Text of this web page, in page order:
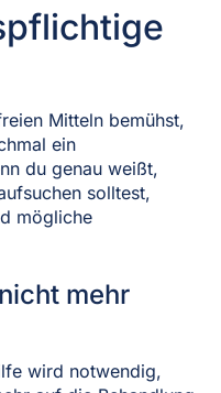
Mitteln bemühst,
ein
du genau weißt,
solltest,
mögliche
mehr
wird notwendig,